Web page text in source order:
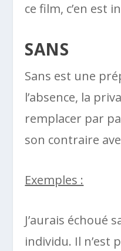
ce film, c’en est
SANS
Sans est une
l’absence, la
remplacer par
son contraire
Exemples :
J’aurais échoué
individu. Il n’est